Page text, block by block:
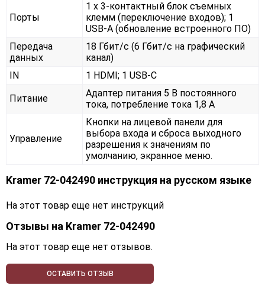
Порты
1 х 3-контактный блок съемных
клемм (переключение входов); 1
USB-A (обновление встроенного ПО)
Передача
данных
18 Гбит/с (6 Гбит/с на графический
канал)
IN
1 HDMI; 1 USB-C
Питание
Адаптер питания 5 В постоянного
тока, потребление тока 1,8 А
Управление
Кнопки на лицевой панели для
выбора входа и сброса выходного
разрешения к значениям по
умолчанию, экранное меню.
Kramer 72-042490 инструкция на русском языке
На этот товар еще нет инструкций
Отзывы на Kramer 72-042490
На этот товар еще нет отзывов.
ОСТАВИТЬ ОТЗЫВ